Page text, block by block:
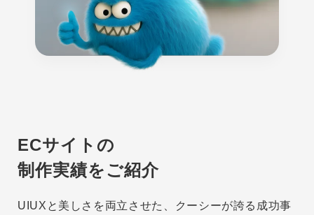
ECサイトの
制作実績をご紹介
UIUXと美しさを両立させた、クーシーが誇る成功事